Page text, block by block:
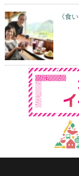
《食